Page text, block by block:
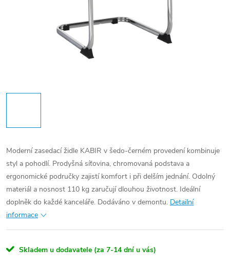
Moderní zasedací židle KABIR v šedo-černém provedení kombinuje
styl a pohodlí. Prodyšná síťovina, chromovaná podstava a
ergonomické područky zajistí komfort i při delším jednání. Odolný
materiál a nosnost 110 kg zaručují dlouhou životnost. Ideální
doplněk do každé kanceláře. Dodáváno v demontu. Detailní
informace
Skladem u dodavatele (za 7-14 dní u vás)